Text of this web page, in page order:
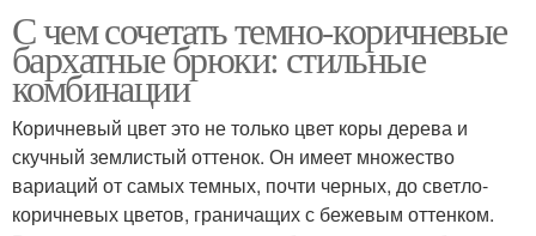
С чем сочетать темно-коричневые
бархатные брюки: стильные
комбинации
Коричневый цвет это не только цвет коры дерева и
скучный землистый оттенок. Он имеет множество
вариаций от самых темных, почти черных, до светло-
коричневых цветов, граничащих с бежевым оттенком.